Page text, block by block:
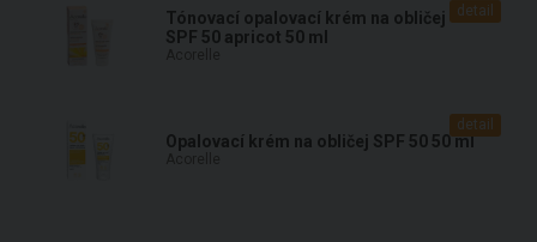
Tónovací opalovací krém na obličej
SPF 50 apricot 50 ml
detail
Opalovací krém na obličej SPF 50 50 ml
detail